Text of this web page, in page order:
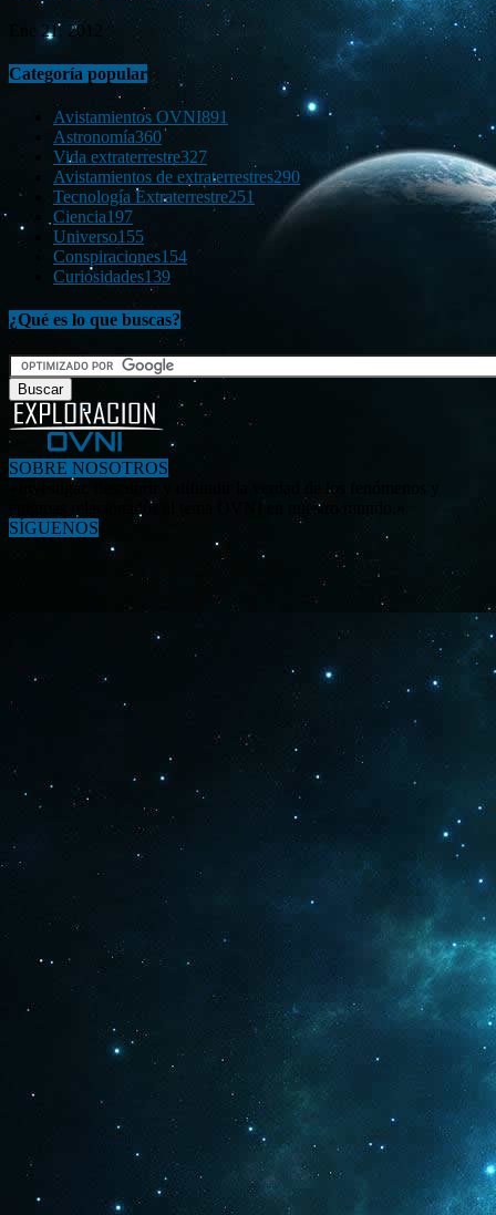
Ene 21, 2012
Categoría popular
Avistamientos OVNI891
Astronomía360
Vida extraterrestre327
Avistamientos de extraterrestres290
Tecnología Extraterrestre251
Ciencia197
Universo155
Conspiraciones154
Curiosidades139
¿Qué es lo que buscas?
SOBRE NOSOTROS
«Investigar, descubrir y difundir la verdad de los fenómenos y
enigmas relacionados al tema OVNI en nuestro mundo.»
SÍGUENOS